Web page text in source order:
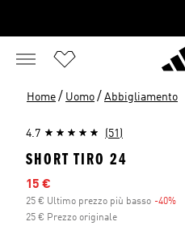
Home / Uomo / Abbigliamento
4.7 (51)
SHORT TIRO 24
Prezzo scontato
15 €
25 € Ultimo prezzo più basso -40%
25 € Prezzo originale